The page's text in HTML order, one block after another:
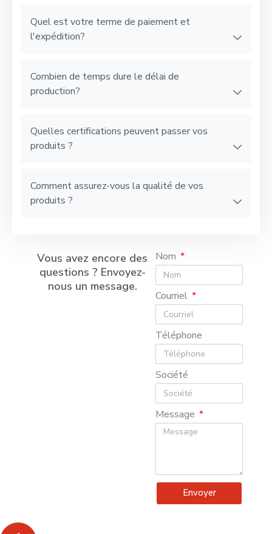
Quel est votre terme de paiement et
l'expédition?
Combien de temps dure le délai de
production?
Quelles certifications peuvent passer vos
produits ?
Comment assurez-vous la qualité de vos
produits ?
Vous avez encore des
questions ? Envoyez-
nous un message.
Nom
Courriel
Téléphone
Société
Message
Envoyer